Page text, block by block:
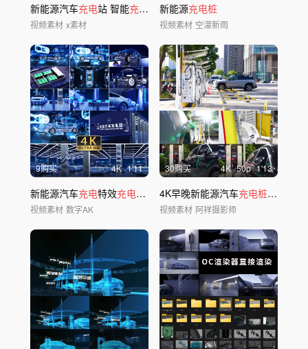
新能源汽车充电站 智能充电桩 未来科技
视频素材 x素材
新能源充电桩
视频素材 空濛新雨
9购买 4K 1'11
新能源汽车充电特效充电站动 充电桩画素材
视频素材 数字AK
30购买 4K 50p 1'13
4K早晚新能源汽车充电桩充电
视频素材 阿祥摄影师